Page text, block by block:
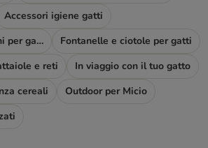
Accessori igiene gatti
Cucce, lettini e cuscini per gatti
Fontanelle e ciotole per gatti
e reti
In viaggio con il tuo gatto
cereali
Outdoor per Micio